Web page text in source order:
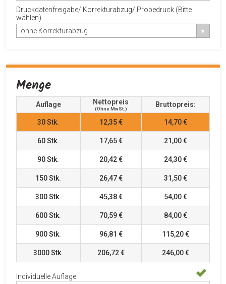
Druckdatenfreigabe/ Korrekturabzug/ Probedruck (Bitte
wählen)
ohne Korrekturabzug
Menge
Auflage Nettopreis
(ohne MwSt.)
Bruttopreis:
30Stk. 12,35 € 14,70 €
60Stk. 17,65 € 21,00 €
90Stk. 20,42 € 24,30 €
150Stk. 26,47 € 31,50 €
300Stk. 45,38 € 54,00 €
600Stk. 70,59 € 84,00 €
900Stk. 96,81 € 115,20 €
3000Stk. 206,72 € 246,00 €
Individuelle Auflage